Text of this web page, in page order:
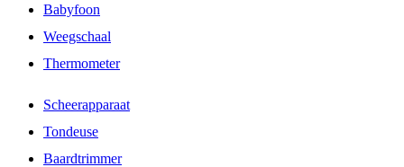
Babyfoon
Weegschaal
Thermometer
Scheerapparaat
Tondeuse
Baardtrimmer